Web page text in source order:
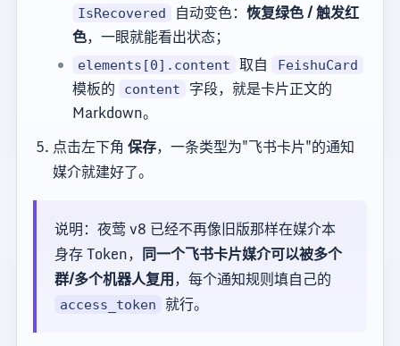
IsRecovered 自动变色：恢复绿色 / 触发红
色，一眼就能看出状态；
elements[0].content 取自 FeishuCard
模板的 content
字段，就是卡片正文的
Markdown。
点击左下角 保存，一条类型为"飞书卡片"的通知
媒介就建好了。
说明：夜莺 v8 已经不再像旧版那样在媒介本
身存 Token， 同一个飞书卡片媒介可以被多个
群/多个机器人复用，每个通知规则填自己的
access_token 就行。